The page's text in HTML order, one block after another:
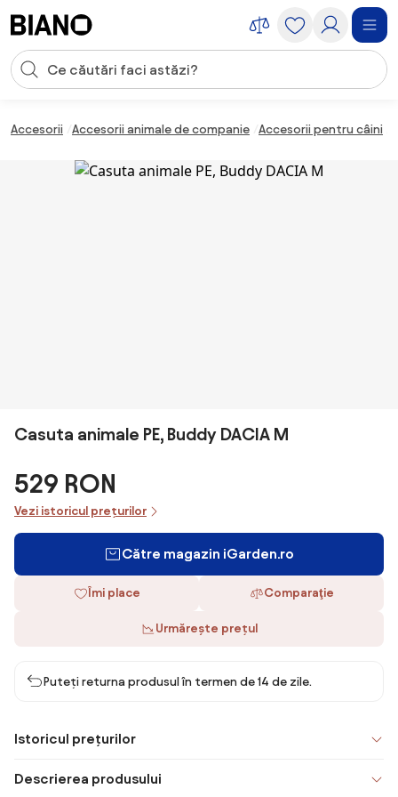
Introducerea căutării
Accesorii Accesorii animale de companie Accesorii pentru câini
Casuta animale PE, Buddy DACIA M
529 RON
Vezi istoricul prețurilor
Către magazin iGarden.ro
Îmi place Comparaţie
Urmărește prețul
Puteți returna produsul în termen de 14 de zile.
Istoricul prețurilor
Descrierea produsului